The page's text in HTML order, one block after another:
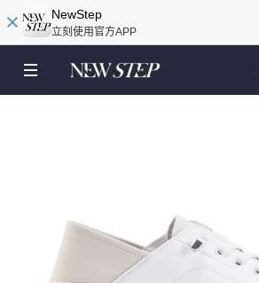
NewStep
立刻使用官方APP